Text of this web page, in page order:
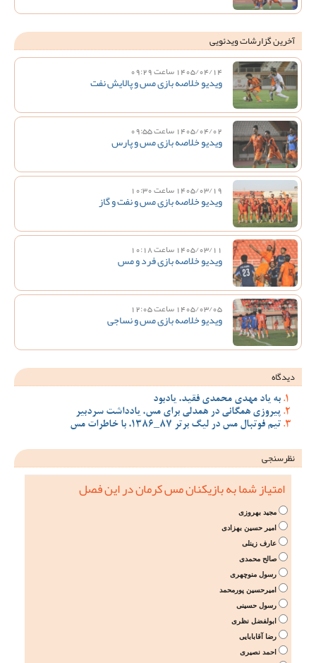
آخرین گزارشات ویدئویی
1405/04/14 ساعت 09:29
ویدیو خلاصه بازی مس و پالایش نفت
1405/04/02 ساعت 09:55
ویدیو خلاصه بازی مس و پارس
1405/03/19 ساعت 10:30
ویدیو خلاصه بازی مس و نفت و گاز
1405/03/11 ساعت 10:18
ویدیو خلاصه بازی فرد و مس
1405/03/05 ساعت 12:05
ویدیو خلاصه بازی مس و نساجی
دیدگاه
به یاد مهدی محمدی فقید، یادبود
پیروزی همگانی در همدلی برای مس، یادداشت سردبیر
تیم فوتبال مس در لیگ برتر 87_1386، با خاطرات مس
نظرسنجی
امتیاز شما به بازیکنان مس کرمان در این فصل
مجید بهروزی
امیر حسین بهزادی
عارف زینلی
صالح محمدی
رسول منوچهری
امیرحسین پورمحمد
رسول حسینی
ابولفضل نظری
رضا آقابابایی
احمد نصیری